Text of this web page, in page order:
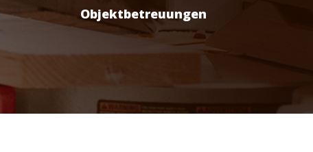
Objektbetreuungen